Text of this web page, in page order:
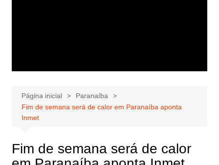
Página inicial
Paranaíba
Fim de semana será de calor em Paranaíba aponta
Inmet
Fim de semana será de calor